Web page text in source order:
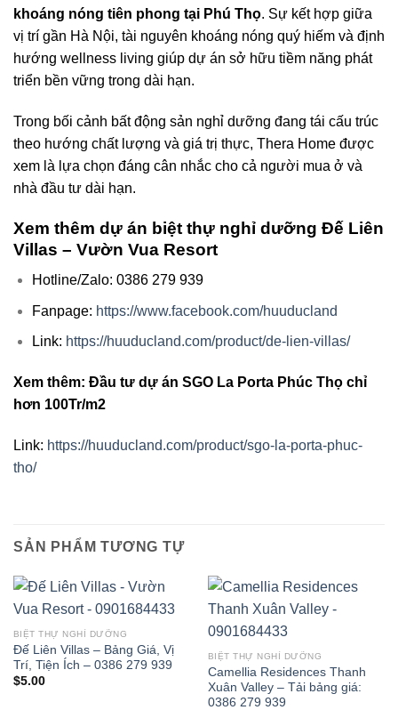
khoáng nóng tiên phong tại Phú Thọ. Sự kết hợp giữa
vị trí gần Hà Nội, tài nguyên khoáng nóng quý hiếm và định
hướng wellness living giúp dự án sở hữu tiềm năng phát
triển bền vững trong dài hạn.
Trong bối cảnh bất động sản nghỉ dưỡng đang tái cấu trúc
theo hướng chất lượng và giá trị thực, Thera Home được
xem là lựa chọn đáng cân nhắc cho cả người mua ở và
nhà đầu tư dài hạn.
Xem thêm dự án biệt thự nghỉ dưỡng Đế Liên
Villas – Vườn Vua Resort
Hotline/Zalo: 0386 279 939
Fanpage: https://www.facebook.com/huuducland
Link: https://huuducland.com/product/de-lien-villas/
Xem thêm: Đầu tư dự án SGO La Porta Phúc Thọ chỉ
hơn 100Tr/m2
Link: https://huuducland.com/product/sgo-la-porta-phuc-
tho/
SẢN PHẨM TƯƠNG TỰ
BIỆT THỰ NGHỈ DƯỠNG
Đế Liên Villas – Bảng Giá, Vị
Trí, Tiện Ích – 0386 279 939
$5.00
BIỆT THỰ NGHỈ DƯỠNG
Camellia Residences Thanh
Xuân Valley – Tải bảng giá:
0386 279 939